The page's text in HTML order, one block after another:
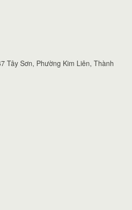
Tây Sơn, Phường Kim Liên, Thành